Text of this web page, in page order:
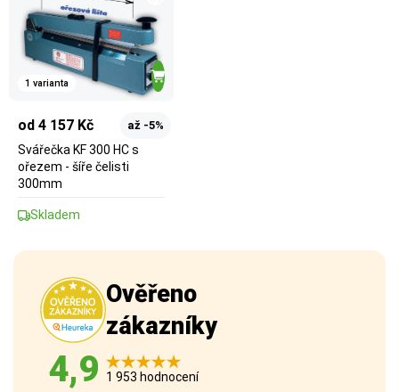
1 varianta
od 4 157 Kč až -5%
Svářečka KF 300 HC s
ořezem - šíře čelisti
300mm
Skladem
Ověřeno
zákazníky
4,9 1 953 hodnocení